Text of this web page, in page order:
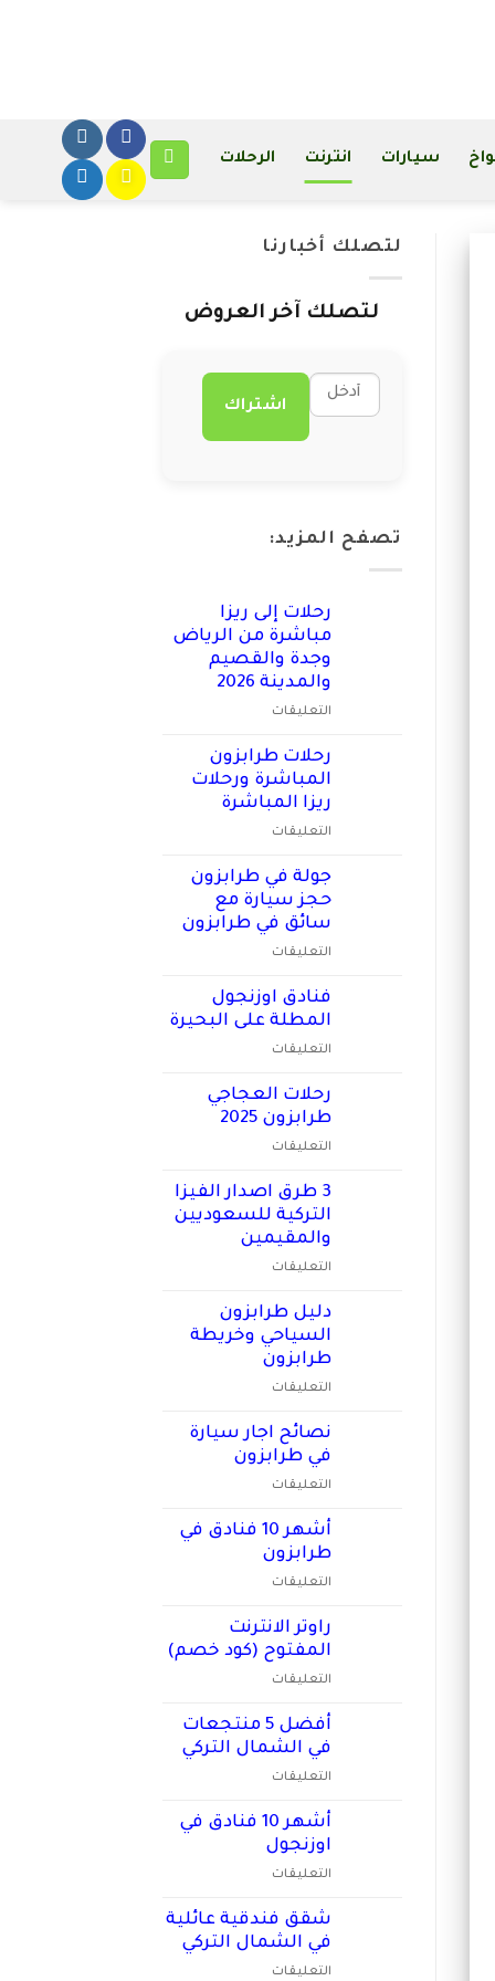
سيارات انترنت الرحلات
لتصلك أخبارنا
لتصلك آخر العروض
اشتراك
تصفح المزيد:
رحلات إلى ريزا
مباشرة من الرياض
وجدة والقصيم
والمدينة 2026
التعليقاتعلى
إلى
ريزا
مباشرة
من
الرياض
والقصيم
والمدينة
2026
رحلات طرابزون
المباشرة ورحلات
ريزا المباشرة
التعليقاتعلى
طرابزون
المباشرة
ورحلات
ريزا
المباشرة
جولة في طرابزون
حجز سيارة مع
سائق في طرابزون
التعليقاتعلى
في
طرابزون
سيارة
سائق
في
فنادق اوزنجول
المطلة على البحيرة
التعليقاتعلى
اوزنجول
المطلة
البحيرة
رحلات العجاجي
طرابزون 2025
التعليقاتعلى
العجاجي
طرابزون
2025
مغلقة
3 طرق اصدار الفيزا
التركية للسعوديين
والمقيمين
التعليقاتعلى
طرق
اصدار
الفيزا
التركية
للسعوديين
مغلقة
دليل طرابزون
السياحي وخريطة
طرابزون
التعليقاتعلى
طرابزون
السياحي
طرابزون
نصائح اجار سيارة
في طرابزون
التعليقاتعلى
اجار
سيارة
طرابزون
أشهر 10 فنادق في
طرابزون
التعليقاتعلى
10
فنادق
في
طرابزون
راوتر الانترنت
المفتوح (كود خصم)
التعليقاتعلى
الانترنت
المفتوح
خصم)
أفضل 5 منتجعات
في الشمال التركي
التعليقاتعلى
5
الشمال
مغلقة
أشهر 10 فنادق في
اوزنجول
التعليقاتعلى
10
فنادق
شقق فندقية عائلية
في الشمال التركي
التعليقاتعلى